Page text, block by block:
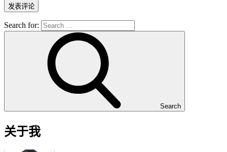
Search for:
Search
关于我